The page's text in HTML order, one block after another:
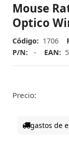
Mouse
Optico
Código: 1706
P/N:
- EAN:
Precio:
gastos de